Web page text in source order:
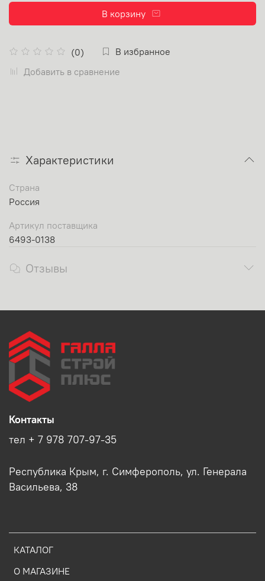
(0)
В избранное
Добавить в сравнение
В корзину
Характеристики
Страна
Россия
Артикул поставщика
6493-0138
Отзывы
КАТАЛОГ
О МАГАЗИНЕ
Контакты
тел + 7 978 707-97-35
Республика Крым, г. Симферополь, ул. Генерала
Васильева, 38